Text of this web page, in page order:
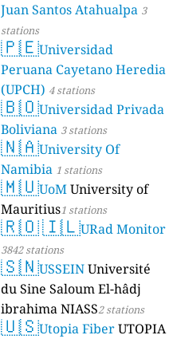
Juan Santos Atahualpa 3
stations
🇵🇪Universidad
Peruana Cayetano Heredia
(UPCH) 4 stations
🇧🇴Universidad Privada
Boliviana 3 stations
🇳🇦University Of
Namibia 1 stations
🇲🇺UoMUniversity of
Mauritius1 stations
🇷🇴🇮🇱URad Monitor
3842 stations
🇸🇳USSEINUniversité
du Sine Saloum El-hâdj
ibrahima NIASS2 stations
🇺🇸Utopia FiberUTOPIA